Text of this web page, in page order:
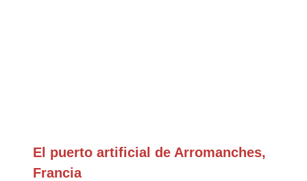
El puerto artificial de Arromanches,
Francia